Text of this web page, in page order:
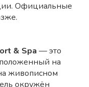
Официальные
& Spa — это
на
живописном
окружён